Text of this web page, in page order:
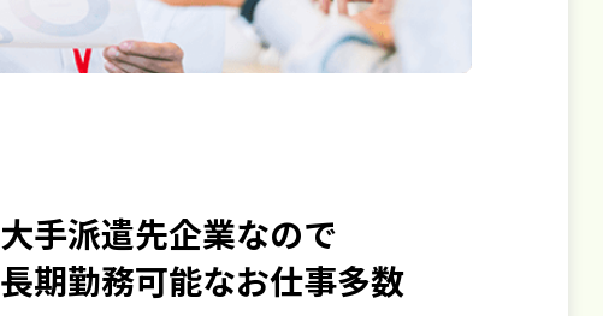
大手派遣先企業なので
長期勤務可能なお仕事多数